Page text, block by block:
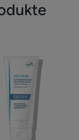
Balsam
gegen
Juckreiz